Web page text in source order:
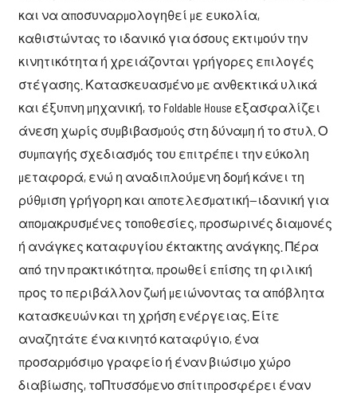
και να αποσυναρμολογηθεί με ευκολία,
καθιστώντας το ιδανικό για όσους εκτιμούν την
κινητικότητα ή χρειάζονται γρήγορες επιλογές
στέγασης. Κατασκευασμένο με ανθεκτικά υλικά
και έξυπνη μηχανική, το Foldable House εξασφαλίζει
άνεση χωρίς συμβιβασμούς στη δύναμη ή το στυλ. Ο
συμπαγής σχεδιασμός του επιτρέπει την εύκολη
μεταφορά, ενώ η αναδιπλούμενη δομή κάνει τη
ρύθμιση γρήγορη και αποτελεσματική—ιδανική για
απομακρυσμένες τοποθεσίες, προσωρινές διαμονές
ή ανάγκες καταφυγίου έκτακτης ανάγκης. Πέρα
από την πρακτικότητα, προωθεί επίσης τη φιλική
προς το περιβάλλον ζωή μειώνοντας τα απόβλητα
κατασκευών και τη χρήση ενέργειας. Είτε
αναζητάτε ένα κινητό καταφύγιο, ένα
προσαρμόσιμο γραφείο ή έναν βιώσιμο χώρο
διαβίωσης, τοΠτυσσόμενο σπίτιπροσφέρει έναν